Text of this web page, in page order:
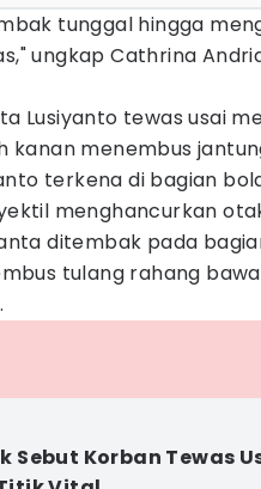
tunggal hingga
ungkap Cathrina
Lusiyanto tewas usai
kanan menembus
terkena di bagian
menghancurkan
ditembak pada
tulang rahang
Sebut Korban Tewas